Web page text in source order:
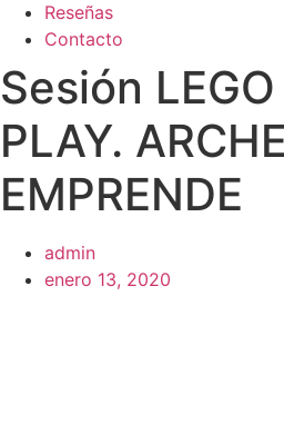
Reseñas
Contacto
Sesión
PLAY.
EMPRENDE
admin
enero 13, 2020